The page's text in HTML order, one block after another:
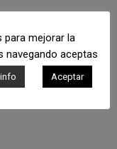
para mejorar la
navegando aceptas
Aceptar